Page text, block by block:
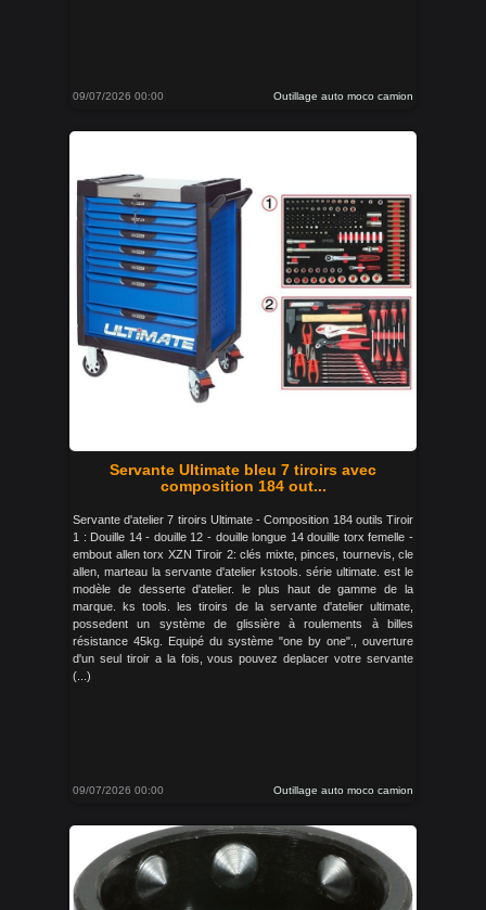
09/07/2026 00:00 Outillage auto moco camion
Servante Ultimate bleu 7 tiroirs avec
composition 184 out...
Servante d'atelier 7 tiroirs Ultimate - Composition 184 outils Tiroir
1 : Douille 14 - douille 12 - douille longue 14 douille torx femelle -
embout allen torx XZN Tiroir 2: clés mixte, pinces, tournevis, cle
allen, marteau la servante d'atelier kstools. série ultimate. est le
modèle de desserte d'atelier. le plus haut de gamme de la
marque. ks tools. les tiroirs de la servante d'atelier ultimate,
possedent un système de glissière à roulements à billes
résistance 45kg. Equipé du système "one by one"., ouverture
d'un seul tiroir a la fois, vous pouvez deplacer votre servante
(...)
09/07/2026 00:00 Outillage auto moco camion